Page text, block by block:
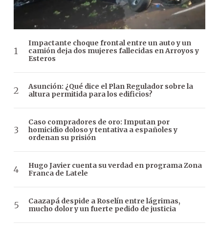
Impactante choque frontal entre un auto y un
camión deja dos mujeres fallecidas en Arroyos y
Esteros
Asunción: ¿Qué dice el Plan Regulador sobre la
altura permitida para los edificios?
Caso compradores de oro: Imputan por
homicidio doloso y tentativa a españoles y
ordenan su prisión
Hugo Javier cuenta su verdad en programa Zona
Franca de Latele
Caazapá despide a Roselín entre lágrimas,
mucho dolor y un fuerte pedido de justicia